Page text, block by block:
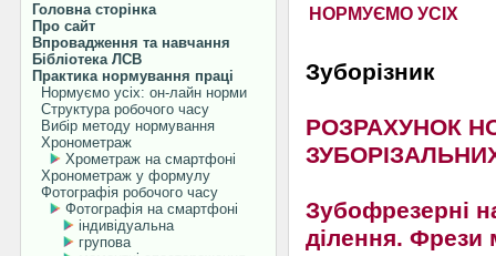
Головна сторінка
Про сайт
Впровадження та навчання
Бібліотека ЛСВ
Практика нормування праці
Нормуємо усіх: он-лайн норми
Структура робочого часу
Вибір методу нормування
Хронометраж
Хрометраж на смартфоні
Хронометраж у формулу
Фотографія робочого часу
Фотографія на смартфоні
індивідуальна
групова
НОРМУЄМО УСІХ
Зуборізник
РОЗРАХУНОК
Зубофрезерні
ділення. Фрези